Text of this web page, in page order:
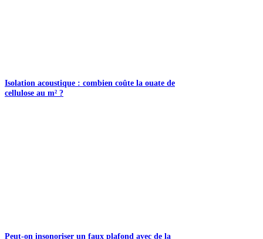
Isolation acoustique : combien coûte la ouate de
cellulose au m² ?
Peut-on insonoriser un faux plafond avec de la